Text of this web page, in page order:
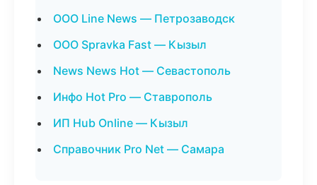
ООО Line News — Петрозаводск
ООО Spravka Fast — Кызыл
News News Hot — Севастополь
Инфо Hot Pro — Ставрополь
ИП Hub Online — Кызыл
Справочник Pro Net — Самара